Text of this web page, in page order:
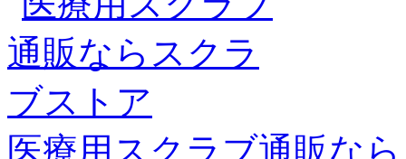
医療用スクラブ通販な